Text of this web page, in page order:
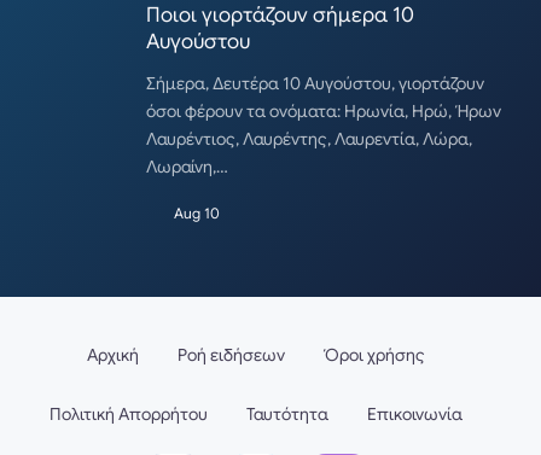
Ποιοι γιορτάζουν σήμερα 10
Αυγούστου
Σήμερα, Δευτέρα 10 Αυγούστου, γιορτάζουν
όσοι φέρουν τα ονόματα: Ηρωνία, Ηρώ, Ήρων
Λαυρέντιος, Λαυρέντης, Λαυρεντία, Λώρα,
Λωραίνη,…
Aug 10
Αρχική Ροή ειδήσεων Όροι χρήσης
Πολιτική Απορρήτου Ταυτότητα Επικοινωνία